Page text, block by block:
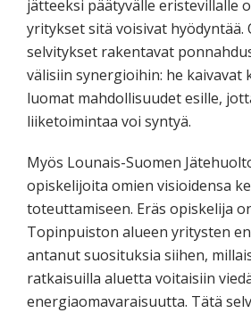
jätteeksi päätyvälle eristevillalle
yritykset sitä voisivat hyödyntää.
selvitykset rakentavat
välisiin synergioihin: he kaivavat
luomat mahdollisuudet esille,
liiketoimintaa voi syntyä.
Myös Lounais-Suomen
opiskelijoita omien visioidensa
toteuttamiseen. Eräs opiskelija
Topinpuiston alueen yritysten
antanut suosituksia siihen,
ratkaisuilla aluetta voitaisiin
energiaomavaraisuutta. Tätä